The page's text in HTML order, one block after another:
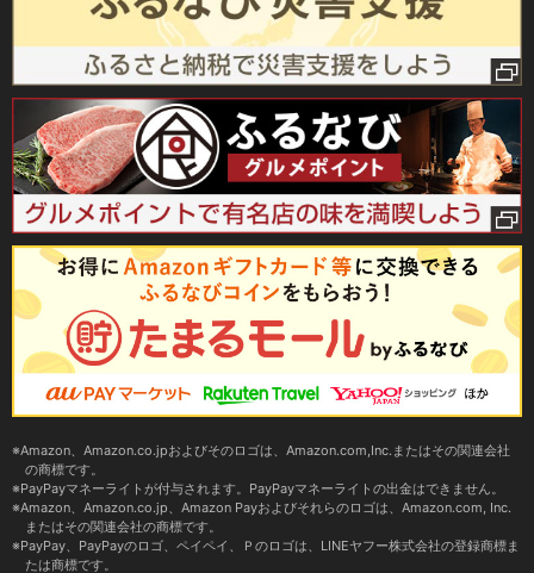
Amazon、Amazon.co.jpおよびそのロゴは、Amazon.com,Inc.またはその関連会社
の商標です。
PayPayマネーライトが付与されます。PayPayマネーライトの出金はできません。
Amazon、Amazon.co.jp、Amazon Payおよびそれらのロゴは、Amazon.com, Inc.
またはその関連会社の商標です。
PayPay、PayPayのロゴ、ペイペイ、Ｐのロゴは、LINEヤフー株式会社の登録商標ま
たは商標です。